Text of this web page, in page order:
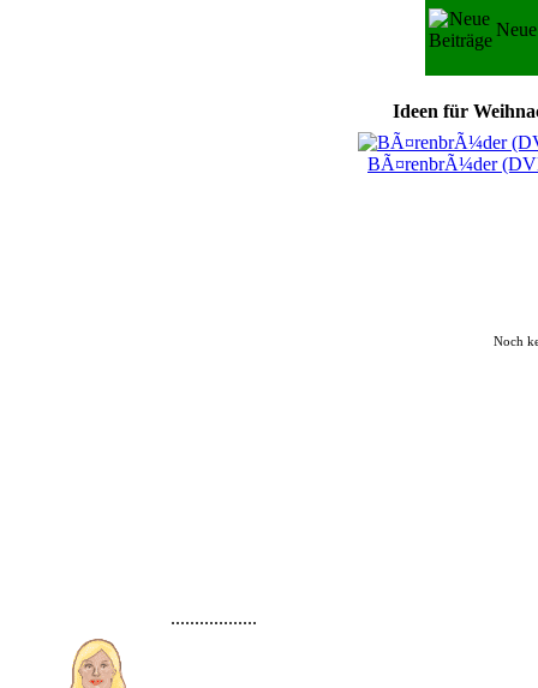
..................
Ideen für
BÃ¤renbrÃ¼der
Noch